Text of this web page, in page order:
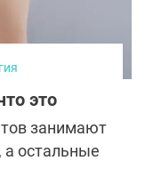
это
занимают
а остальные